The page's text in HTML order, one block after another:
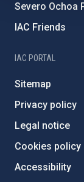
Severo Ochoa
IAC Friends
IAC PORTAL
Sitemap
Privacy policy
Legal notice
Cookies policy
Accessibility